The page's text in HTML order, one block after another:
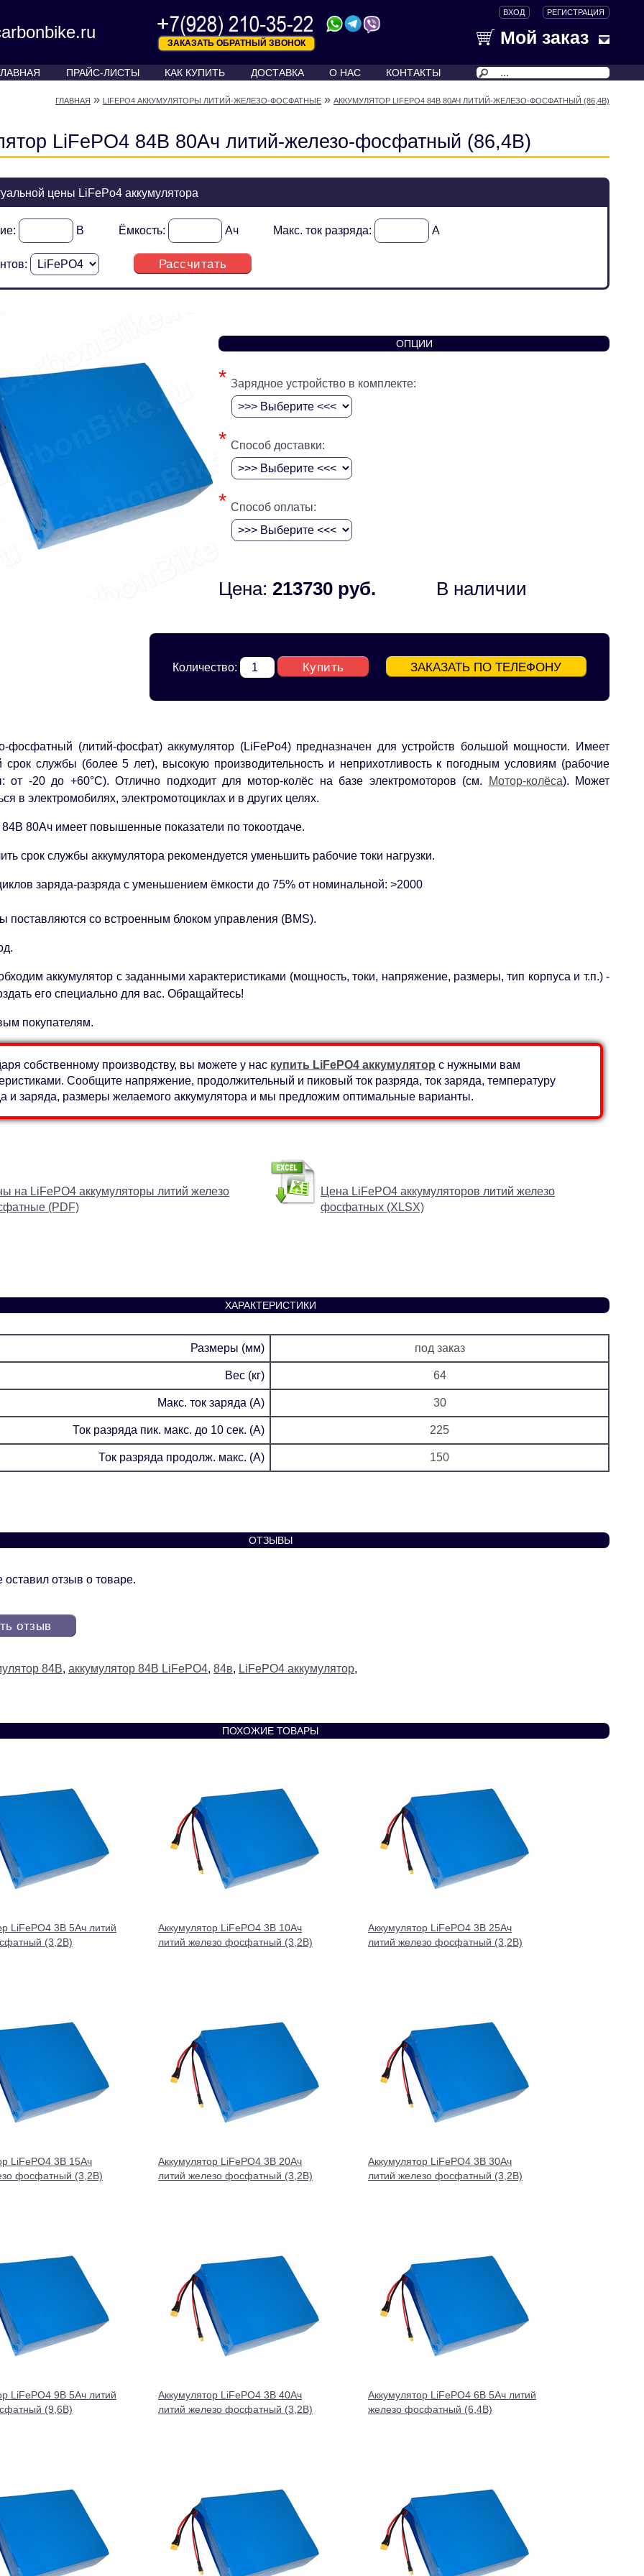
ЗАКАЗАТЬ ОБРАТНЫЙ ЗВОНОК Мой заказ
ВХОД РЕГИСТРАЦИЯ
ПРАЙС-ЛИСТЫ КАК КУПИТЬ ДОСТАВКА О НАС КОНТАКТЫ
ГЛАВНАЯ » LIFEPO4 АККУМУЛЯТОРЫ ЛИТИЙ-ЖЕЛЕЗО-ФОСФАТНЫЕ » АККУМУЛЯТОР LIFEPO4 84В 80АЧ ЛИТИЙ-ЖЕЛЕЗО-ФОСФАТНЫЙ (86,4В)
LiFePO4 84В 80Ач литий-железо-фосфатный (86,4В)
цены LiFePo4 аккумулятора
В Ёмкость: Ач Макс. ток разряда: А
Рассчитать
ОПЦИИ
* Зарядное устройство в комплекте:
* Способ доставки:
* Способ оплаты:
Цена: 213730 руб. В наличии
Количество: Купить ЗАКАЗАТЬ ПО ТЕЛЕФОНУ
фосфатный (литий-фосфат) аккумулятор (LiFePo4) предназначен для устройств большой мощности. Имеет
срок службы (более 5 лет), высокую производительность и неприхотливость к погодным условиям (рабочие
от -20 до +60°С). Отлично подходит для мотор-колёс на базе электромоторов (см.
Мотор-колёса). Может
в электромобилях, электромотоциклах и в других целях.
84В 80Ач имеет повышенные показатели по токоотдаче.
срок службы аккумулятора рекомендуется уменьшить рабочие токи нагрузки.
заряда-разряда с уменьшением ёмкости до 75% от номинальной: >2000
поставляются со встроенным блоком управления (BMS).
аккумулятор с заданными характеристиками (мощность, токи, напряжение, размеры, тип корпуса и т.п.) -
его специально для вас. Обращайтесь!
покупателям.
собственному производству, вы можете у нас купить LiFePO4 аккумулятор с нужными вам
Сообщите напряжение, продолжительный и пиковый ток разряда, ток заряда, температуру
и заряда, размеры желаемого аккумулятора и мы предложим оптимальные варианты.
на LiFePO4 аккумуляторы литий железо
(PDF)
Цена LiFePO4 аккумуляторов литий железо
фосфатных (XLSX)
ХАРАКТЕРИСТИКИ
Размеры (мм) под заказ
Вес (кг) 64
Макс. ток заряда (А) 30
Ток разряда пик. макс. до 10 сек. (А) 225
Ток разряда продолж. макс. (А) 150
ОТЗЫВЫ
оставил отзыв о товаре.
отзыв
84В, аккумулятор 84В LiFePO4, 84в, LiFePO4 аккумулятор,
ПОХОЖИЕ ТОВАРЫ
LiFePO4 3В 5Ач литий
(3,2В)
Аккумулятор LiFePO4 3В 10Ач
литий железо фосфатный (3,2В)
Аккумулятор LiFePO4 3В 25Ач
литий железо фосфатный (3,2В)
LiFePO4 3В 15Ач
фосфатный (3,2В)
Аккумулятор LiFePO4 3В 20Ач
литий железо фосфатный (3,2В)
Аккумулятор LiFePO4 3В 30Ач
литий железо фосфатный (3,2В)
LiFePO4 9В 5Ач литий
(9,6В)
Аккумулятор LiFePO4 3В 40Ач
литий железо фосфатный (3,2В)
Аккумулятор LiFePO4 6В 5Ач литий
железо фосфатный (6,4В)